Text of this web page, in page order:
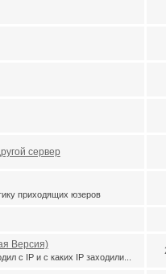
сервер
приходящих юзеров
Версия)
с IP и с каких IP заходили...